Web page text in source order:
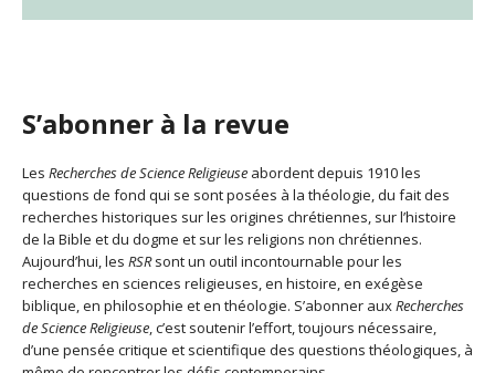
S’abonner à la revue
Les Recherches de Science Religieuse abordent depuis 1910 les
questions de fond qui se sont posées à la théologie, du fait des
recherches historiques sur les origines chrétiennes, sur l’histoire
de la Bible et du dogme et sur les religions non chrétiennes.
Aujourd’hui, les RSRsont un outil incontournable pour les
recherches en sciences religieuses, en histoire, en exégèse
biblique, en philosophie et en théologie. S’abonner auxRecherches
de Science Religieuse, c’est soutenir l’effort, toujours nécessaire,
d’une pensée critique et scientifique des questions théologiques, à